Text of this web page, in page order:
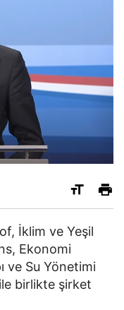
İklim ve Yeşil
Ekonomi
ve Su Yönetimi
birlikte şirket